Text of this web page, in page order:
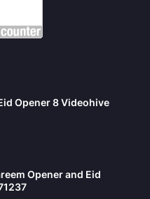
Opener 8 Videohive
Opener and Eid